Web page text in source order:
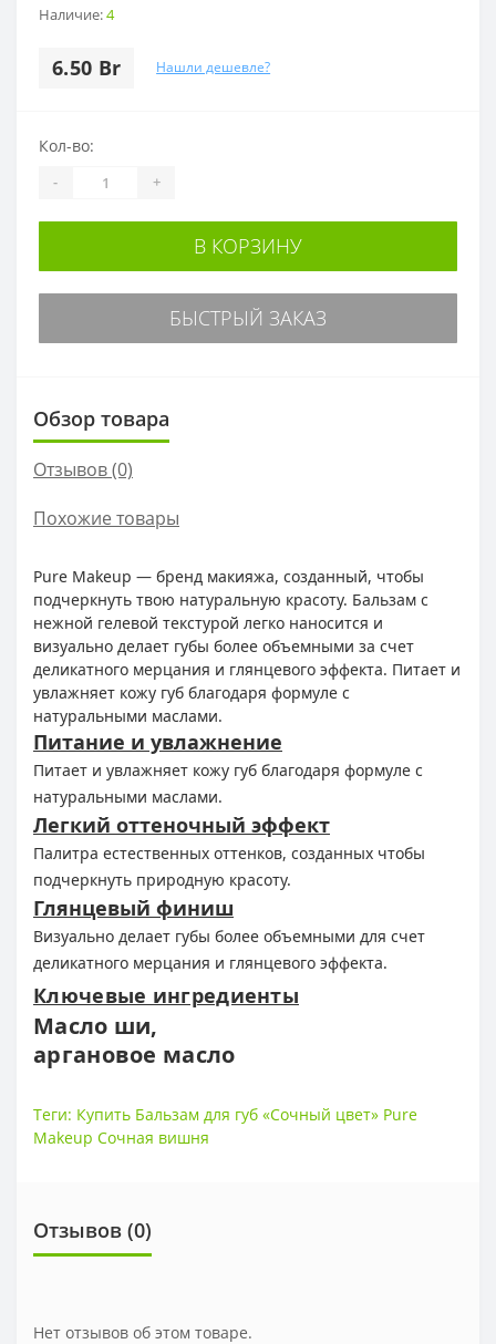
Наличие:4
6.50 Br Нашли дешевле?
Кол-во:
- +
В КОРЗИНУ
БЫСТРЫЙ ЗАКАЗ
Обзор товара
Отзывов (0)
Похожие товары
Pure Makeup — бренд макияжа, созданный, чтобы
подчеркнуть твою натуральную красоту. Бальзам с
нежной гелевой текстурой легко наносится и
визуально делает губы более объемными за счет
деликатного мерцания и глянцевого эффекта. Питает и
увлажняет кожу губ благодаря формуле с
натуральными маслами.
Питание и увлажнение
Питает и увлажняет кожу губ благодаря формуле с
натуральными маслами.
Легкий оттеночный эффект
Палитра естественных оттенков, созданных чтобы
подчеркнуть природную красоту.
Глянцевый финиш
Визуально делает губы более объемными для счет
деликатного мерцания и глянцевого эффекта.
Ключевые ингредиенты
Масло ши,
аргановое масло
Теги: Купить Бальзам для губ «Сочный цвет» Pure
Makeup Сочная вишня
Отзывов (0)
Нет отзывов об этом товаре.